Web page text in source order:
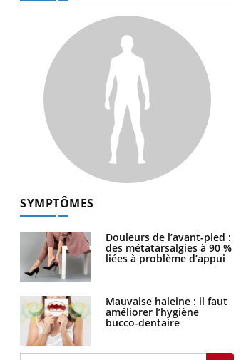
SYMPTÔMES
Douleurs de l’avant-pied :
des métatarsalgies à 90 %
liées à problème d’appui
Mauvaise haleine : il faut
améliorer l’hygiène
bucco-dentaire